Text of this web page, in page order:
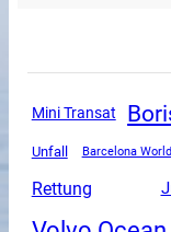
Mini Transat
Unfall Barcelona
Rettung